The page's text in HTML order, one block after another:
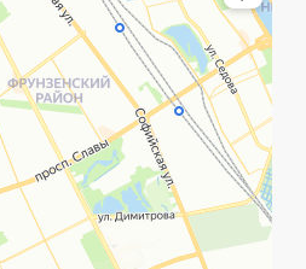
Контакты Услуги
2025
Code